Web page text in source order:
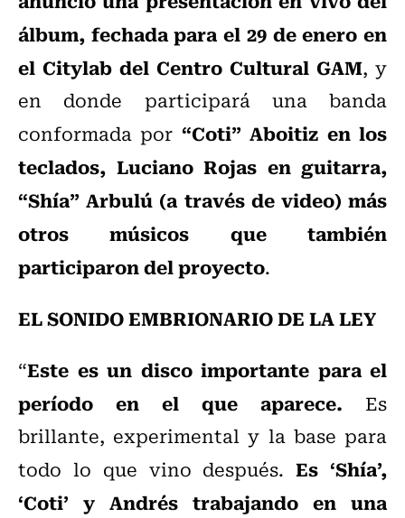
álbum, fechada para el 29 de enero en
el Citylab del Centro Cultural GAM, y
en donde participará una banda
conformada por “Coti” Aboitiz en los
teclados, Luciano Rojas en guitarra,
“Shía” Arbulú (a través de video) más
otros músicos que también
participaron del proyecto.
EL SONIDO EMBRIONARIO DE LA LEY
“Este es un disco importante para el
período en el que aparece. Es
brillante, experimental y la base para
todo lo que vino después.Es ‘Shía’,
‘Coti’ y Andrés trabajando en una